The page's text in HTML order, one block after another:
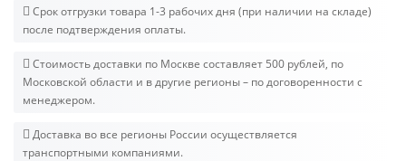
Срок отгрузки товара 1-3 рабочих дня (при наличии на складе)
после подтверждения оплаты.
Стоимость доставки по Москве составляет 500 рублей, по
Московской области и в другие регионы – по договоренности с
менеджером.
Доставка во все регионы России осуществляется
транспортными компаниями.